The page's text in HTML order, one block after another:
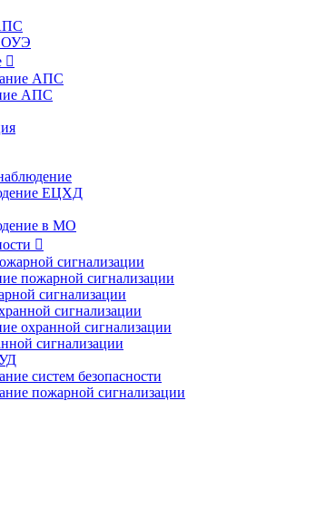

АПС
АПС
ЕЦХД
в МО

сигнализации
пожарной сигнализации
сигнализации
сигнализации
охранной сигнализации
сигнализации
систем безопасности
пожарной сигнализации